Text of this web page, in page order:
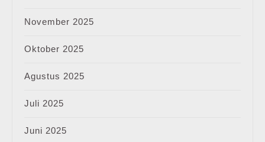
November 2025
Oktober 2025
Agustus 2025
Juli 2025
Juni 2025